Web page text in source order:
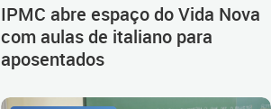
IPMC abre espaço do Vida Nova
com aulas de italiano para
aposentados